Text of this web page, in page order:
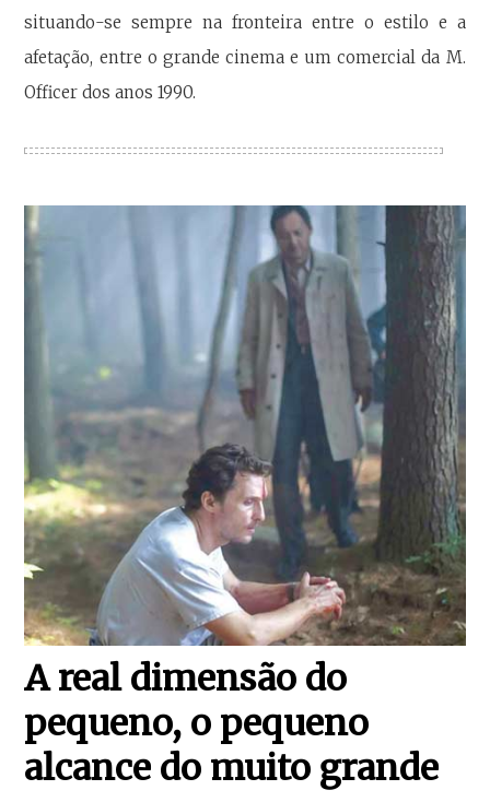
situando-se sempre na fronteira entre o estilo e a
afetação, entre o grande cinema e um comercial da M.
Officer dos anos 1990.
A real dimensão do
pequeno, o pequeno
alcance do muito grande